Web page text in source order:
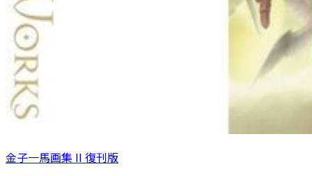
金子一馬画集 II 復刊版